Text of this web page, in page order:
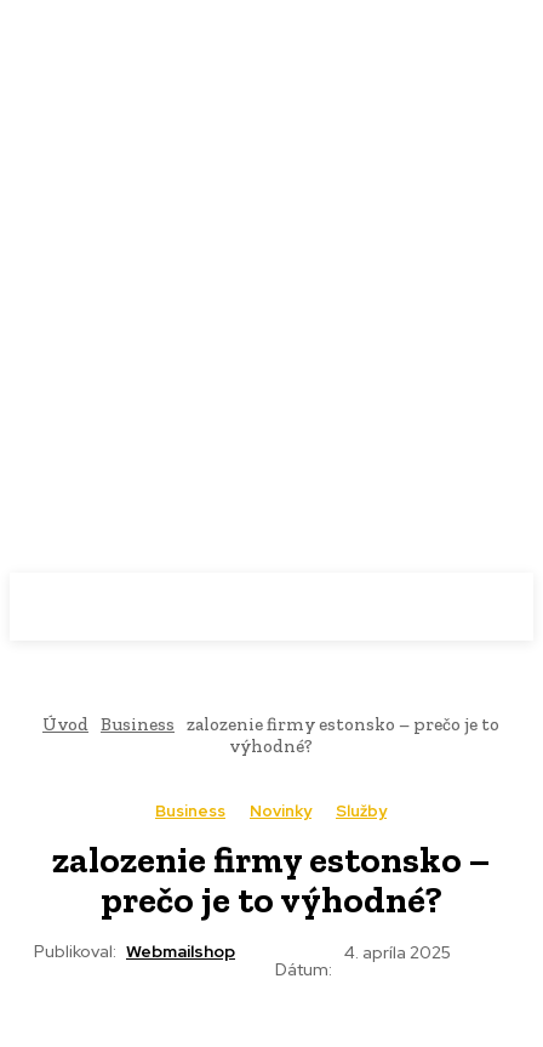
Úvod Business
zalozenie firmy estonsko – prečo je to
výhodné?
Business Novinky Služby
zalozenie firmy estonsko –
prečo je to výhodné?
Publikoval: Webmailshop
Dátum:
4. apríla 2025